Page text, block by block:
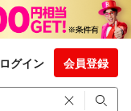
ログイン 会員登録